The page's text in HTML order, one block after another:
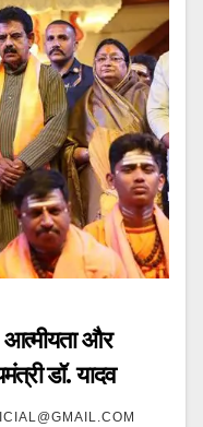
और
डॉ. यादव